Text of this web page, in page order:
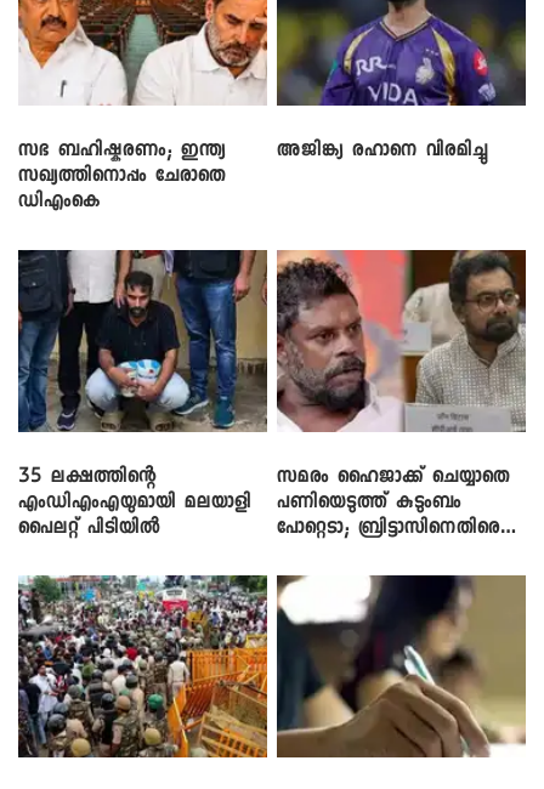
സഭ ബഹിഷ്കരണം; ഇന്ത്യ
സഖ്യത്തിനൊപ്പം ചേരാതെ
ഡിഎംകെ
അജിങ്ക്യ രഹാനെ വിരമിച്ചു
35 ലക്ഷത്തിന്റെ
എംഡിഎംഎയുമായി മലയാളി
പൈലറ്റ് പിടിയിൽ
സമരം ഹൈജാക്ക് ചെയ്യാതെ
പണിയെടുത്ത് കുടുംബം
പോറ്റെടാ; ബ്രിട്ടാസിനെതിരെ